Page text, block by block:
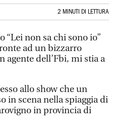
2 MINUTI DI LETTURA
“Lei non sa chi sono io”
ad un bizzarro
agente dell’Fbi, mi stia a
allo show che un
in scena nella spiaggia di
in provincia di